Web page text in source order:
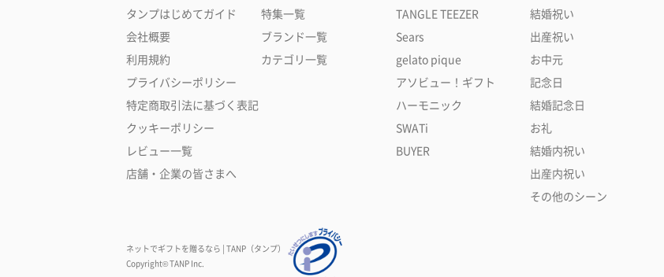
タンプはじめてガイド
会社概要
利用規約
プライバシーポリシー
特定商取引法に基づく表記
クッキーポリシー
レビュー一覧
店舗・企業の皆さまへ
特集一覧
ブランド一覧
カテゴリ一覧
TANGLE TEEZER
Sears
gelato pique
アソビュー！ギフト
ハーモニック
SWATi
BUYER
結婚祝い
出産祝い
お中元
記念日
結婚記念日
お礼
結婚内祝い
出産内祝い
その他のシーン
ネットでギフトを贈るなら | TANP（タンプ）
Copyright© TANP Inc.